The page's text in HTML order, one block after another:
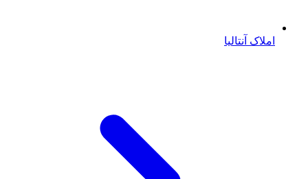
املاک آنتالیا